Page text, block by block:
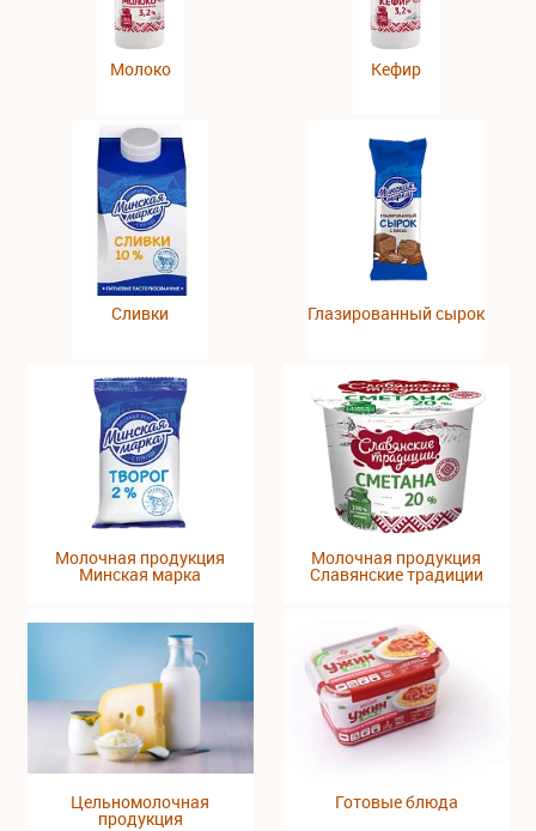
Молоко Кефир
Сливки Глазированный сырок
Молочная продукция
Минская марка
Молочная продукция
Славянские традиции
Цельномолочная
продукция
Готовые блюда